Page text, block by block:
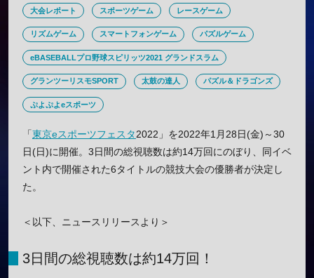
大会レポート スポーツゲーム レースゲーム
リズムゲーム スマートフォンゲーム パズルゲーム
eBASEBALLプロ野球スピリッツ2021 グランドスラム
グランツーリスモSPORT 太鼓の達人 パズル＆ドラゴンズ
ぷよぷよeスポーツ
「東京eスポーツフェスタ2022」を2022年1月28日(金)～30
日(日)に開催。3日間の総視聴数は約14万回にのぼり、同イベ
ント内で開催された6タイトルの競技大会の優勝者が決定し
た。
＜以下、ニュースリリースより＞
3日間の総視聴数は約14万回！